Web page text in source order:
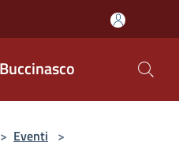
> Eventi >